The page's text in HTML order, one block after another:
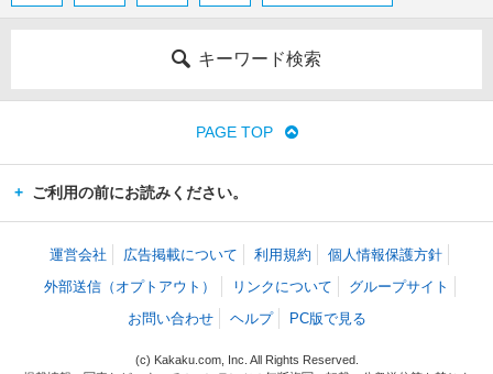
キーワード検索
PAGE TOP
ご利用の前にお読みください。
運営会社 広告掲載について 利用規約
個人情報保護方針
外部送信（オプトアウト）
リンクについて
グループサイト
お問い合わせ
ヘルプ PC版で見る
(c) Kakaku.com, Inc. All Rights Reserved.